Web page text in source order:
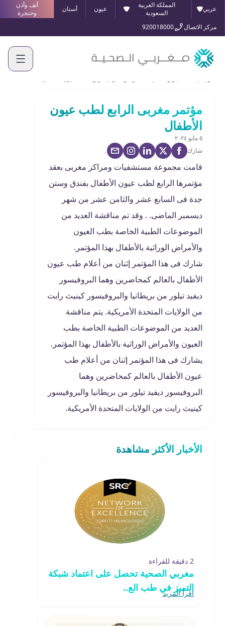
عربي
المملكة العربية
السعودية
عيون أسنان
أنف وأذن
وحنجرة
مركز الاتصال
920018000
مؤتمر مغربى الرابع لطب عيون
الأطفال
٥ مايو ٢٠٢٤
شارك
قامت مجموعة مستشفيات ومراكز مغربى بعقد
مؤتمرها الرابع لطب عيون الأطفال بفندق وستن
جدة فى السابع عشر والثامن عشر من شهر
ديسمبر الماضى. . وقد تم مناقشة العديد من
الموضوعات الطبية الخاصة بطب العيون
والأمراض الوراثية بالأطفال بهذا المؤتمر.
شارك فى هذا المؤتمر إثنان من أعلام طب عيون
الأطفال بالعالم كمحاضرين وهما البروفيسور
ديفيد تيلور من بريطانيا والبروفيسور كينيث رايت
من الولايات المتحدة الأمريكية. يتم مناقشة
العديد من الموضوعات الطبية الخاصة بطب
العيون والأمراض الوراثية بالأطفال بهذا المؤتمر.
يشارك فى هذا المؤتمر إثنان من أعلام طب
عيون الأطفال بالعالم كمحاضرين وهما
البروفيسور ديفيد تيلور من بريطانيا والبروفيسور
كينيث رايت من الولايات المتحدة الأمريكية.
الأخبار الأكثر مشاهدة
2 دقيقة للقراءة
مغربي الصحية تحصل على اعتماد شبكة
التميز في طب الع..
اقرأ المزيد